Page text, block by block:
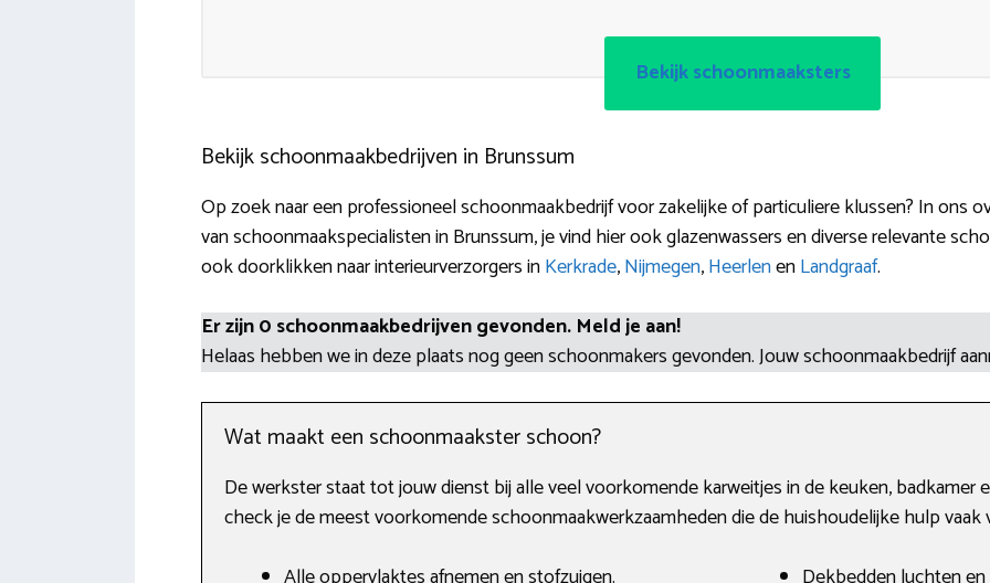
Bekijk schoonmaaksters
Bekijk schoonmaakbedrijven in Brunssum
Op zoek naar een professioneel schoonmaakbedrijf voor zakelijke of particuliere klussen? In ons
van schoonmaakspecialisten in Brunssum, je vind hier ook glazenwassers en diverse relevante
ook doorklikken naar interieurverzorgers inKerkrade,Nijmegen,HeerlenenLandgraaf.
Er zijn 0 schoonmaakbedrijven gevonden. Meld je aan!
Helaas hebben we in deze plaats nog geen schoonmakers gevonden. Jouw schoonmaakbedrijf
Wat maakt een schoonmaakster schoon?
De werkster staat tot jouw dienst bij alle veel voorkomende karweitjes in de keuken, badkamer
check je de meest voorkomende schoonmaakwerkzaamheden die de huishoudelijke hulp vaak